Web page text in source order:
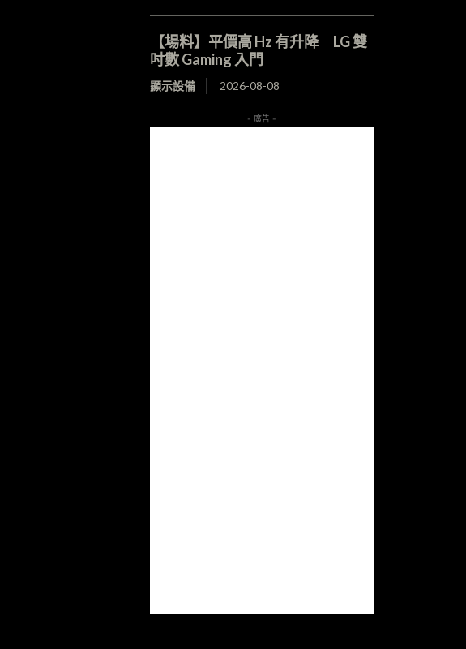
【場料】平價高 Hz 有升降 LG 雙
吋數 Gaming 入門
顯示設備 2026-08-08
- 廣告 -